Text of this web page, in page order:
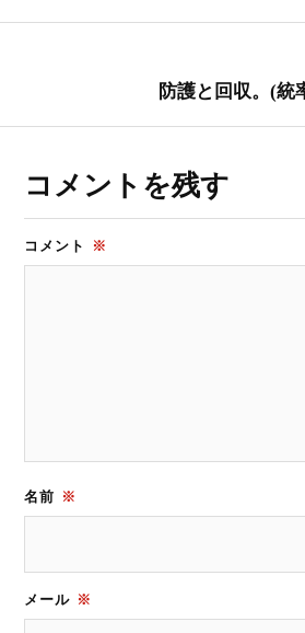
防護と回収。(統
コメントを残す
コメント ※
名前 ※
メール ※